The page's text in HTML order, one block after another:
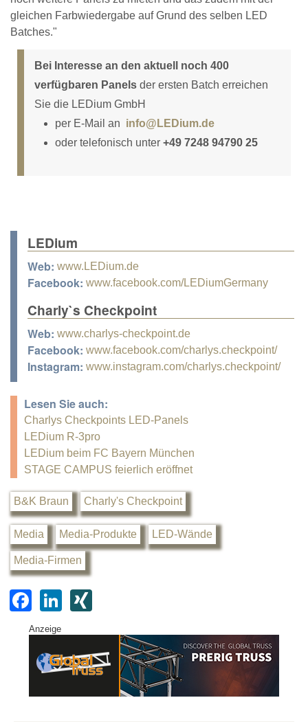
gleichen Farbwiedergabe auf Grund des selben LED
Batches."
Bei Interesse an den aktuell noch 400
verfügbaren Panels der ersten Batch erreichen
Sie die LEDium GmbH
per E-Mail an info@LEDium.de
oder telefonisch unter +49 7248 94790 25
LEDium
Web: www.LEDium.de
Facebook: www.facebook.com/LEDiumGermany
Charly`s Checkpoint
Web: www.charlys-checkpoint.de
Facebook: www.facebook.com/charlys.checkpoint/
Instagram: www.instagram.com/charlys.checkpoint/
Lesen Sie auch:
Charlys Checkpoints LED-Panels
LEDium R-3pro
LEDium beim FC Bayern München
STAGE CAMPUS feierlich eröffnet
B&K Braun Charly's Checkpoint
Media Media-Produkte LED-Wände
Media-Firmen
F
a
c
e
Li
k
e
G
Anzeige